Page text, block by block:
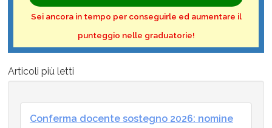
Sei ancora in tempo per conseguirle ed aumentare il
punteggio nelle graduatorie!
Articoli più letti
Conferma docente sostegno 2026: nomine